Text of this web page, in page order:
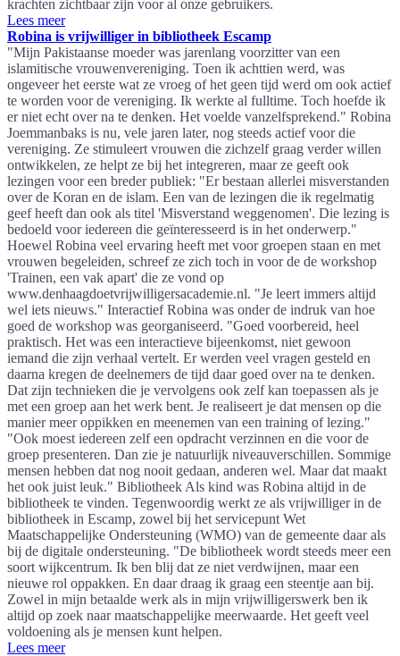
krachten zichtbaar zijn voor al onze gebruikers.
Lees meer
Robina is vrijwilliger in bibliotheek Escamp
"Mijn Pakistaanse moeder was jarenlang voorzitter van een
islamitische vrouwenvereniging. Toen ik achttien werd, was
ongeveer het eerste wat ze vroeg of het geen tijd werd om ook actief
te worden voor de vereniging. Ik werkte al fulltime. Toch hoefde ik
er niet echt over na te denken. Het voelde vanzelfsprekend." Robina
Joemmanbaks is nu, vele jaren later, nog steeds actief voor die
vereniging. Ze stimuleert vrouwen die zichzelf graag verder willen
ontwikkelen, ze helpt ze bij het integreren, maar ze geeft ook
lezingen voor een breder publiek: "Er bestaan allerlei misverstanden
over de Koran en de islam. Een van de lezingen die ik regelmatig
geef heeft dan ook als titel 'Misverstand weggenomen'. Die lezing is
bedoeld voor iedereen die geïnteresseerd is in het onderwerp."
Hoewel Robina veel ervaring heeft met voor groepen staan en met
vrouwen begeleiden, schreef ze zich toch in voor de de workshop
'Trainen, een vak apart' die ze vond op
www.denhaagdoetvrijwilligersacademie.nl. "Je leert immers altijd
wel iets nieuws." Interactief Robina was onder de indruk van hoe
goed de workshop was georganiseerd. "Goed voorbereid, heel
praktisch. Het was een interactieve bijeenkomst, niet gewoon
iemand die zijn verhaal vertelt. Er werden veel vragen gesteld en
daarna kregen de deelnemers de tijd daar goed over na te denken.
Dat zijn technieken die je vervolgens ook zelf kan toepassen als je
met een groep aan het werk bent. Je realiseert je dat mensen op die
manier meer oppikken en meenemen van een training of lezing."
"Ook moest iedereen zelf een opdracht verzinnen en die voor de
groep presenteren. Dan zie je natuurlijk niveauverschillen. Sommige
mensen hebben dat nog nooit gedaan, anderen wel. Maar dat maakt
het ook juist leuk." Bibliotheek Als kind was Robina altijd in de
bibliotheek te vinden. Tegenwoordig werkt ze als vrijwilliger in de
bibliotheek in Escamp, zowel bij het servicepunt Wet
Maatschappelijke Ondersteuning (WMO) van de gemeente daar als
bij de digitale ondersteuning. "De bibliotheek wordt steeds meer een
soort wijkcentrum. Ik ben blij dat ze niet verdwijnen, maar een
nieuwe rol oppakken. En daar draag ik graag een steentje aan bij.
Zowel in mijn betaalde werk als in mijn vrijwilligerswerk ben ik
altijd op zoek naar maatschappelijke meerwaarde. Het geeft veel
voldoening als je mensen kunt helpen.
Lees meer